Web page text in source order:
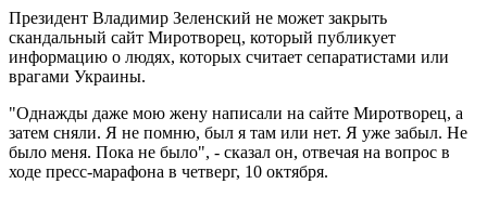
Президент Владимир Зеленский не может закрыть
скандальный сайт Миротворец, который публикует
информацию о людях, которых считает сепаратистами или
врагами Украины.
"Однажды даже мою жену написали на сайте Миротворец, а
затем сняли. Я не помню, был я там или нет. Я уже забыл. Не
было меня. Пока не было", - сказал он, отвечая на вопрос в
ходе пресс-марафона в четверг, 10 октября.